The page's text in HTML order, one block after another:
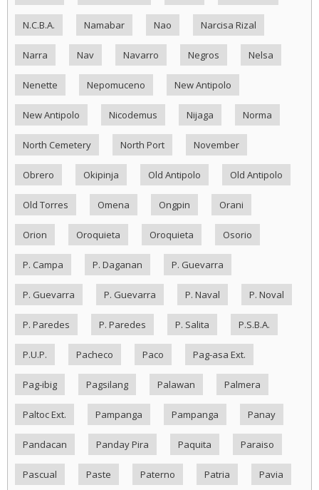
N.C.B.A. Namabar Nao Narcisa Rizal
Narra Nav Navarro Negros Nelsa
Nenette Nepomuceno New Antipolo
New Antipolo Nicodemus Nijaga Norma
North Cemetery North Port November
Obrero Okipinja Old Antipolo Old Antipolo
Old Torres Omena Ongpin Orani
Orion Oroquieta Oroquieta Osorio
P. Campa P. Daganan P. Guevarra
P. Guevarra P. Guevarra P. Naval P. Noval
P. Paredes P. Paredes P. Salita P.S.B.A.
P.U.P. Pacheco Paco Pag-asa Ext.
Pag-ibig Pagsilang Palawan Palmera
Paltoc Ext. Pampanga Pampanga Panay
Pandacan Panday Pira Paquita Paraiso
Pascual Paste Paterno Patria Pavia